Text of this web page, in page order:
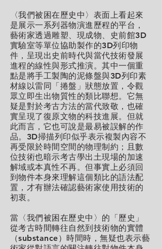
〈我們被困在歷史中〉表面上看起來
是展示一系列器物演進歷程的平台，
藝術家透過雕塑、現成物、史前館3D
實驗室等單位協助製作的3D列印物
件，呈現出史前時代與當代技術發展
進程的線性與形式推演。其中一個重
點是將手工製陶的泥條盤與3D列印素
材線以雷同「捲盤」狀態放置，令觀
眾立即生出物質性的類比聯想。它無
疑是對於考古方法的當代致敬，也確
實呈現了復原文物的科技進展。但就
此而言，它也可說是最易被誤解的作
品。3D掃描列印似乎表示複製內容不
再受限於時間空間的物理制約；且數
位技術也暗示考古學出土現場的加速
解域或本真性不再。但事實上必須回
到物件本身來理解這個類比的語法配
置，才有辦法確認藝術家使用技術的
初衷。
當〈我們被困在歷史中〉的「歷史」
從考古時間轉往自然到技術物的實體
（substance）時間時，無疑也表示藝